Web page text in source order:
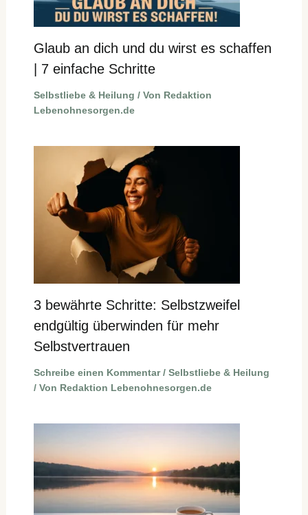
Glaub an dich und du wirst es schaffen
| 7 einfache Schritte
Selbstliebe & Heilung / Von Redaktion
Lebenohnesorgen.de
3 bewährte Schritte: Selbstzweifel
endgültig überwinden für mehr
Selbstvertrauen
Schreibe einen Kommentar / Selbstliebe & Heilung
/ Von Redaktion Lebenohnesorgen.de